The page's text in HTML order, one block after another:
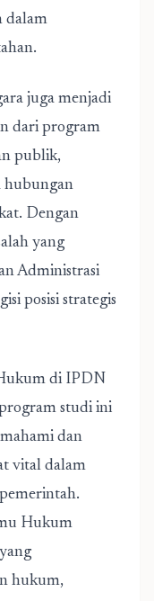
dalam
juga menjadi
dari program
publik,
hubungan
Dengan
yang
Administrasi
posisi strategis
di IPDN
studi ini
dan
vital dalam
Hukum
hukum,